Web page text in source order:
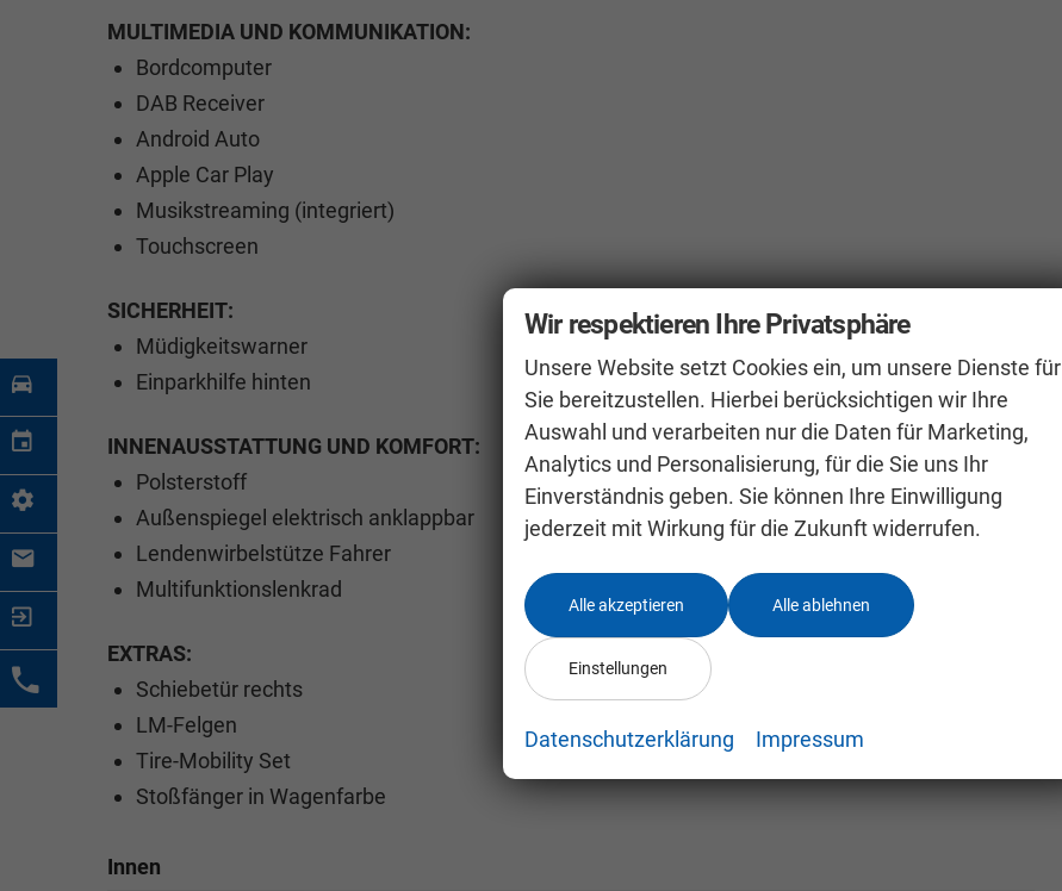
MULTIMEDIA UND KOMMUNIKATION:
Bordcomputer
DAB Receiver
Android Auto
Apple Car Play
Musikstreaming (integriert)
Touchscreen
SICHERHEIT:
Müdigkeitswarner
Einparkhilfe hinten
INNENAUSSTATTUNG UND KOMFORT:
Polsterstoff
Außenspiegel elektrisch anklappbar
Lendenwirbelstütze Fahrer
Multifunktionslenkrad
EXTRAS:
Schiebetür rechts
LM-Felgen
Tire-Mobility Set
Stoßfänger in Wagenfarbe
Innen
Wir respektieren Ihre Privatsphäre
Unsere Website setzt Cookies ein, um unsere Dienste für
Sie bereitzustellen. Hierbei berücksichtigen wir Ihre
Auswahl und verarbeiten nur die Daten für Marketing,
Analytics und Personalisierung, für die Sie uns Ihr
Einverständnis geben. Sie können Ihre Einwilligung
jederzeit mit Wirkung für die Zukunft widerrufen.
Alle akzeptieren Alle ablehnen
Einstellungen
Datenschutzerklärung Impressum